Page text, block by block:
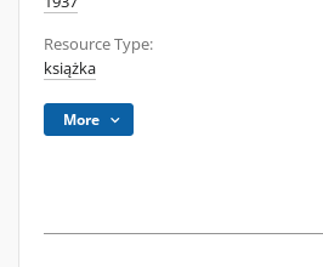
Resource Type:
książka
More